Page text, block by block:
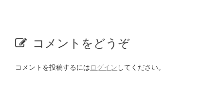
コメントをどうぞ
コメントを投稿するにはログイン してください。